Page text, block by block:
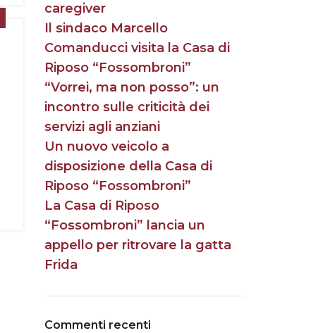
caregiver
Il sindaco Marcello
Comanducci visita la Casa di
Riposo “Fossombroni”
“Vorrei, ma non posso”: un
incontro sulle criticità dei
servizi agli anziani
Un nuovo veicolo a
disposizione della Casa di
Riposo “Fossombroni”
La Casa di Riposo
“Fossombroni” lancia un
appello per ritrovare la gatta
Frida
Commenti recenti